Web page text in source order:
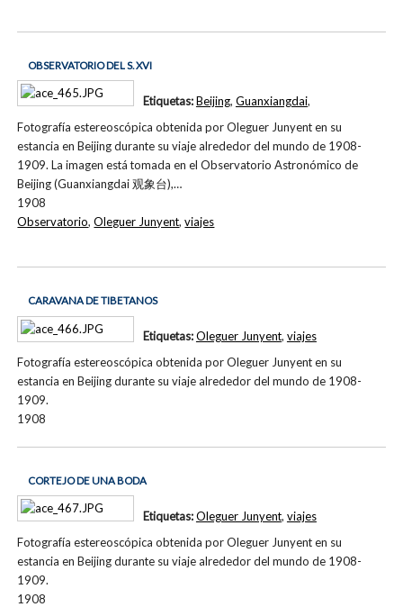
OBSERVATORIO DEL S. XVI
Fotografía estereoscópica obtenida por Oleguer Junyent en su
estancia en Beijing durante su viaje alrededor del mundo de 1908-
1909. La imagen está tomada en el Observatorio Astronómico de
Beijing (Guanxiangdai 观象台),…
1908
Etiquetas:Beijing, Guanxiangdai,
Observatorio,Oleguer Junyent,viajes
CARAVANA DE TIBETANOS
Fotografía estereoscópica obtenida por Oleguer Junyent en su
estancia en Beijing durante su viaje alrededor del mundo de 1908-
1909.
1908
Etiquetas:Oleguer Junyent, viajes
CORTEJO DE UNA BODA
Fotografía estereoscópica obtenida por Oleguer Junyent en su
estancia en Beijing durante su viaje alrededor del mundo de 1908-
1909.
1908
Etiquetas:Oleguer Junyent, viajes